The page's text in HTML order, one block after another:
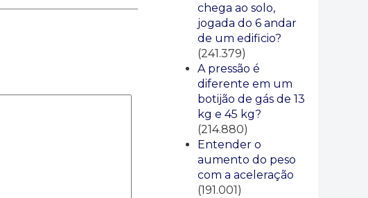
chega ao solo,
jogada do 6 andar
de um edificio?
(241.379)
A pressão é
diferente em um
botijão de gás de 13
kg e 45 kg?
(214.880)
Entender o
aumento do peso
com a aceleração
(191.001)